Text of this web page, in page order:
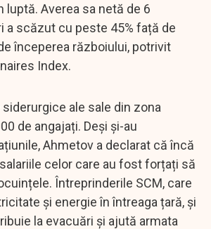
luptă. Averea sa netă de 6
a scăzut cu peste 45% față de
începerea războiului, potrivit
Index.
ale sale din zona
de angajați. Deși și-au
Ahmetov a declarat că încă
celor care au fost forțați să
Întreprinderile SCM, care
și energie în întreaga țară, și
la evacuări și ajută armata